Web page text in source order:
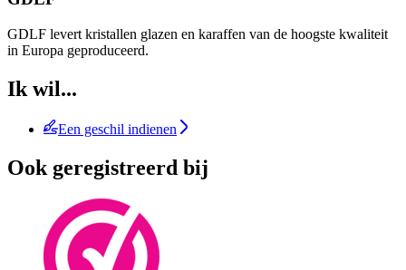
GDLF levert kristallen glazen en karaffen van de hoogste kwaliteit
in Europa geproduceerd.
Ik wil...
Een geschil indienen
Ook geregistreerd bij